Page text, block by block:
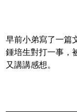
早前小弟寫了一篇
鍾培生對打一事，
又講講感想。